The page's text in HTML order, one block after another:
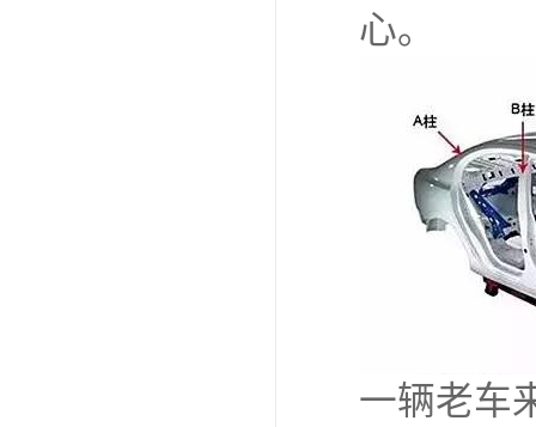
心。
一辆老车